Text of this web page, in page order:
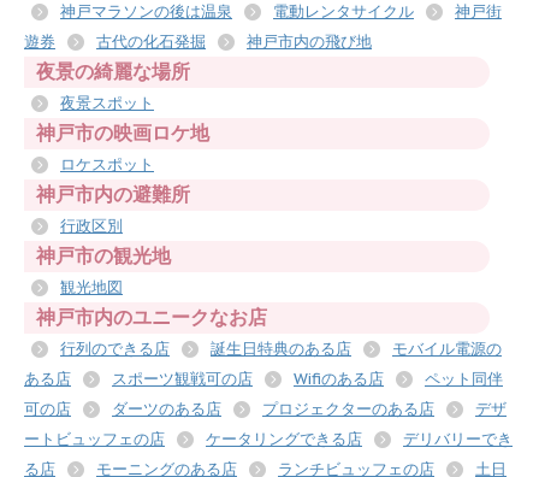
神戸マラソンの後は温泉 電動レンタサイクル
神戸街
遊券
古代の化石発掘 神戸市内の飛び地
夜景の綺麗な場所
夜景スポット
神戸市の映画ロケ地
ロケスポット
神戸市内の避難所
行政区別
神戸市の観光地
観光地図
神戸市内のユニークなお店
行列のできる店 誕生日特典のある店
モバイル電源の
ある店
スポーツ観戦可の店 Wifiのある店
ペット同伴
可の店
ダーツのある店 プロジェクターのある店
デザ
ートビュッフェの店
ケータリングできる店
デリバリーでき
る店
モーニングのある店 ランチビュッフェの店
土日